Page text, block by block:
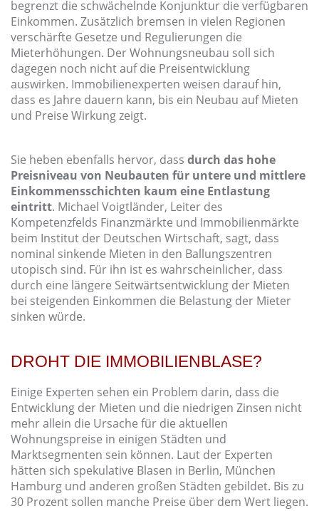
begrenzt die schwächelnde Konjunktur die verfügbaren
Einkommen. Zusätzlich bremsen in vielen Regionen
verschärfte Gesetze und Regulierungen die
Mieterhöhungen. Der Wohnungsneubau soll sich
dagegen noch nicht auf die Preisentwicklung
auswirken. Immobilienexperten weisen darauf hin,
dass es Jahre dauern kann, bis ein Neubau auf Mieten
und Preise Wirkung zeigt.
Sie heben ebenfalls hervor, dass durch das hohe
Preisniveau von Neubauten für untere und mittlere
Einkommensschichten kaum eine Entlastung
eintritt. Michael Voigtländer, Leiter des
Kompetenzfelds Finanzmärkte und Immobilienmärkte
beim Institut der Deutschen Wirtschaft, sagt, dass
nominal sinkende Mieten in den Ballungszentren
utopisch sind. Für ihn ist es wahrscheinlicher, dass
durch eine längere Seitwärtsentwicklung der Mieten
bei steigenden Einkommen die Belastung der Mieter
sinken würde.
DROHT DIE IMMOBILIENBLASE?
Einige Experten sehen ein Problem darin, dass die
Entwicklung der Mieten und die niedrigen Zinsen nicht
mehr allein die Ursache für die aktuellen
Wohnungspreise in einigen Städten und
Marktsegmenten sein können. Laut der Experten
hätten sich spekulative Blasen in Berlin, München
Hamburg und anderen großen Städten gebildet. Bis zu
30 Prozent sollen manche Preise über dem Wert liegen.